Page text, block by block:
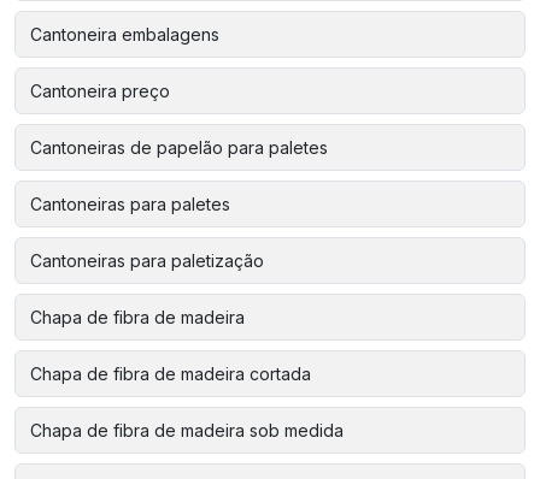
Cantoneira embalagens
Cantoneira preço
Cantoneiras de papelão para paletes
Cantoneiras para paletes
Cantoneiras para paletização
Chapa de fibra de madeira
Chapa de fibra de madeira cortada
Chapa de fibra de madeira sob medida